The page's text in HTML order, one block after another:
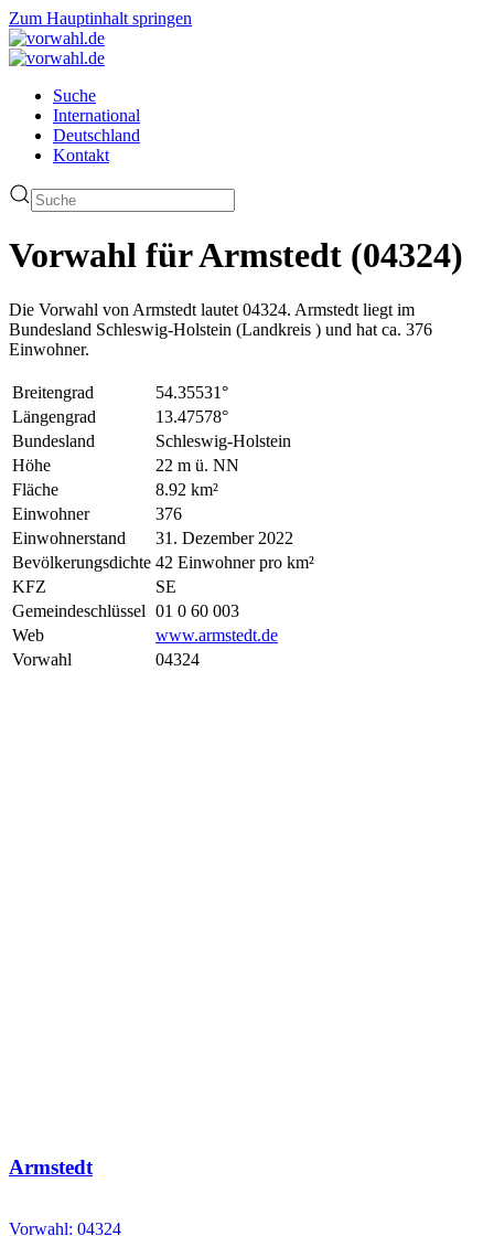
Zum Hauptinhalt springen
Suche
International
Deutschland
Kontakt
Vorwahl für Armstedt (04324)
Die Vorwahl von Armstedt lautet 04324. Armstedt liegt im
Bundesland Schleswig-Holstein (Landkreis ) und hat ca. 376
Einwohner.
Breitengrad
54.35531°
Längengrad
13.47578°
Bundesland
Schleswig-Holstein
Höhe
22 m ü. NN
Fläche
8.92 km²
Einwohner
376
Einwohnerstand
31. Dezember 2022
Bevölkerungsdichte 42 Einwohner pro km²
KFZ
SE
Gemeindeschlüssel 01 0 60 003
Web
www.armstedt.de
Vorwahl
04324
Armstedt
Vorwahl: 04324